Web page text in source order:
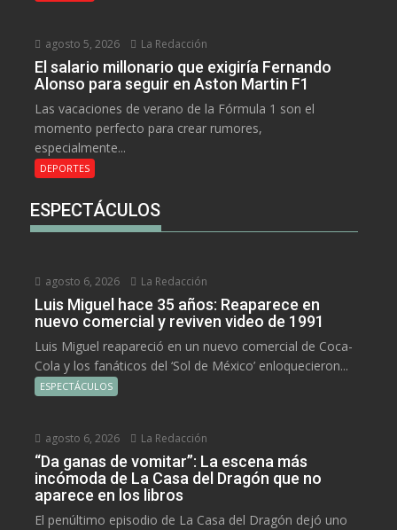
agosto 5, 2026 La Redacción
El salario millonario que exigiría Fernando
Alonso para seguir en Aston Martin F1
Las vacaciones de verano de la Fórmula 1 son el
momento perfecto para crear rumores,
especialmente...
DEPORTES
ESPECTÁCULOS
agosto 6, 2026 La Redacción
Luis Miguel hace 35 años: Reaparece en
nuevo comercial y reviven video de 1991
Luis Miguel reapareció en un nuevo comercial de Coca-
Cola y los fanáticos del ‘Sol de México’ enloquecieron...
ESPECTÁCULOS
agosto 6, 2026 La Redacción
“Da ganas de vomitar”: La escena más
incómoda de La Casa del Dragón que no
aparece en los libros
El penúltimo episodio de La Casa del Dragón dejó uno